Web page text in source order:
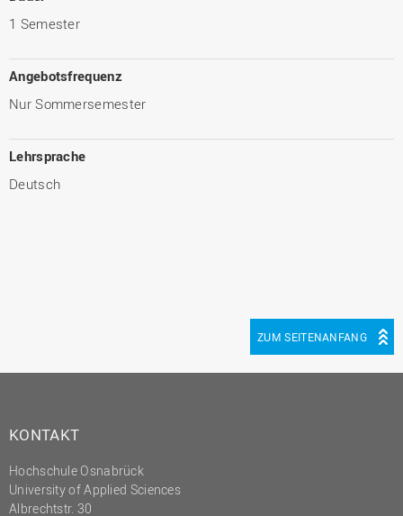
1 Semester
Angebotsfrequenz
Nur Sommersemester
Lehrsprache
Deutsch
ZUM SEITENANFANG
KONTAKT
Hochschule Osnabrück
University of Applied Sciences
Albrechtstr. 30